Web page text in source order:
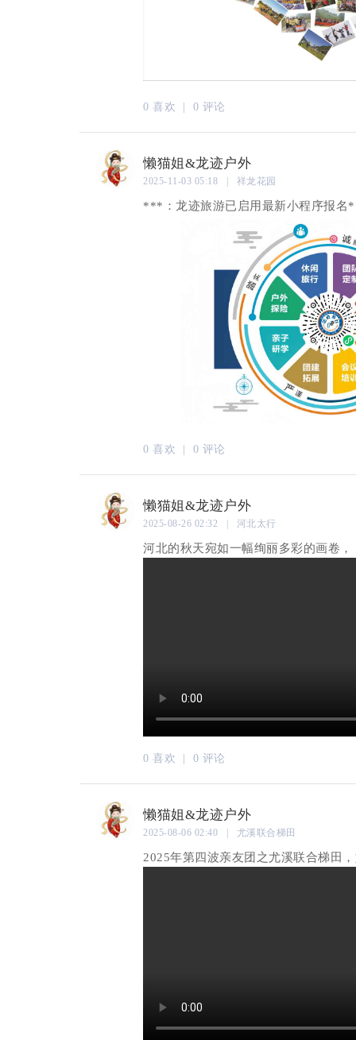
0 喜欢 | 0 评论
懒猫姐&龙迹户外
2025-11-03 05:18 | 祥龙花园
***：龙迹旅游已启用最新小程序报名
0 喜欢 | 0 评论
懒猫姐&龙迹户外
2025-08-26 02:32 | 河北太行
河北的秋天宛如一幅绚丽多彩的画卷
0 喜欢 | 0 评论
懒猫姐&龙迹户外
2025-08-06 02:40 | 尤溪联合梯田
2025年第四波亲友团之尤溪联合梯田